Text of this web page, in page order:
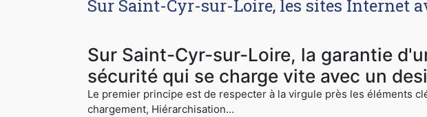
Sur Saint-Cyr-sur-Loire, les sites Internet
Sur Saint-Cyr-sur-Loire, la garantie
sécurité qui se charge vite avec un
Le premier principe est de respecter à la virgule près les éléments
chargement, Hiérarchisation...